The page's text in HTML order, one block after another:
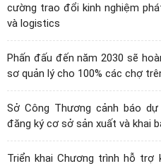
cường trao đổi kinh nghiệm
và logistics
Phấn đấu đến năm 2030 sẽ
sơ quản lý cho 100% các chợ
Sở Công Thương cảnh báo
đăng ký cơ sở sản xuất và khai
Triển khai Chương trình hỗ trợ